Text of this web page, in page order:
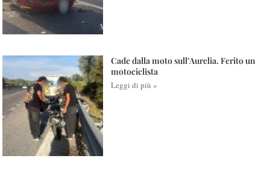
Cade dalla moto sull’Aurelia. Ferito un
motociclista
Leggi di più »